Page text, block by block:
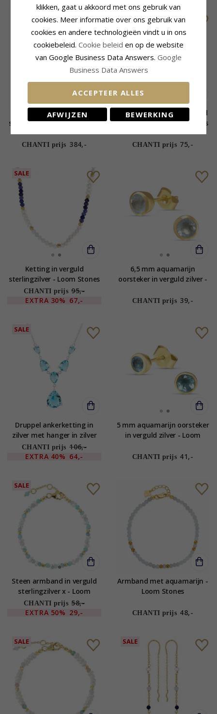
2 x 0,10 ct aquamarijn
solitaire oorbel in 14 karaat
goud met aquamarijn
CHANTI prijs 384,-
Blauwe armband in verguld
sterlingzilver - Loom Stones
CHANTI prijs 75,-
SALE
Ketting in verguld
sterlingzilver - Loom Stones
CHANTI prijs 95,-
EXTRA 30% 67,-
6,5 mm aquamarijn
oorsteker in verguld zilver -
CHANTI prijs 39,-
SALE
Druppel ankerketting in
zilver met hanger in zilver
CHANTI prijs 106,-
EXTRA 40% 64,-
5 mm aquamarijn oorsteker
in verguld zilver - Loom
CHANTI prijs 41,-
SALE
Steen armband in verguld
sterlingzilver x - Loom
Stones
CHANTI prijs 58,-
EXTRA 50% 29,-
Armband met aquamarijn -
Loom Stones
CHANTI prijs 48,-
SALE SALE
klikken, gaat u akkoord met ons gebruik van
cookies. Meer informatie over ons gebruik van
cookies en andere technologieën vindt u in ons
cookiebeleid. Cookie beleid en op de website
van Google Business Data Answers. Google
Business Data Answers
ACCEPTEER ALLES
AFWIJZEN BEWERKING